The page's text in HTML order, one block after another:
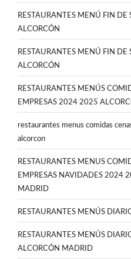
RESTAURANTES MENÚ FIN
ALCORCÓN
RESTAURANTES MENÚ FIN
ALCORCÓN
RESTAURANTES MENÚS
EMPRESAS 2024 2025
restaurantes menus comidas
alcorcon
RESTAURANTES MENUS
EMPRESAS NAVIDADES 2024
MADRID
RESTAURANTES MENÚS
RESTAURANTES MENÚS
ALCORCÓN MADRID